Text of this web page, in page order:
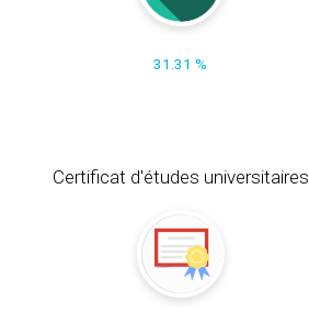
31.31 %
Certificat d'études universitaires